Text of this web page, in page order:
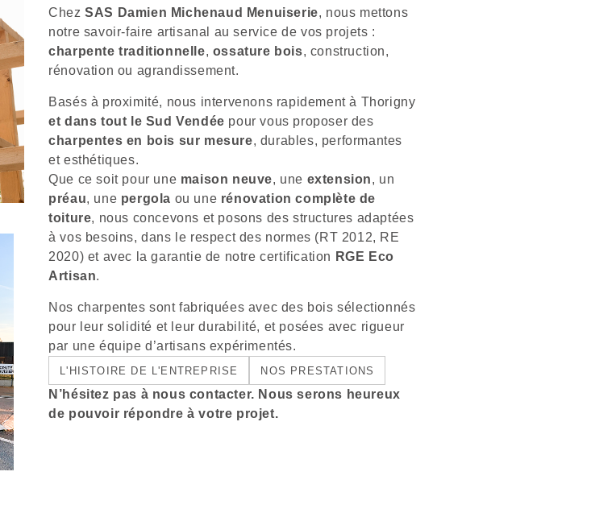
ChezSAS Damien Michenaud Menuiserie, nous mettons
notre savoir-faire artisanal au service de vos projets :
charpente traditionnelle, ossature bois, construction,
rénovation ou agrandissement.
Basés à proximité, nous intervenons rapidement à Thorigny
et dans tout le Sud Vendée pour vous proposer des
charpentes en bois sur mesure, durables, performantes
et esthétiques.
Que ce soit pour une maison neuve, une extension, un
préau, une pergola ou une rénovation complète de
toiture, nous concevons et posons des structures adaptées
à vos besoins, dans le respect des normes (RT 2012, RE
2020) et avec la garantie de notre certification RGE Eco
Artisan.
Nos charpentes sont fabriquées avec des bois sélectionnés
pour leur solidité et leur durabilité, et posées avec rigueur
par une équipe d’artisans expérimentés.
L'HISTOIRE DE L'ENTREPRISE NOS PRESTATIONS
N’hésitez pas à nous contacter. Nous serons heureux
de pouvoir répondre à votre projet.